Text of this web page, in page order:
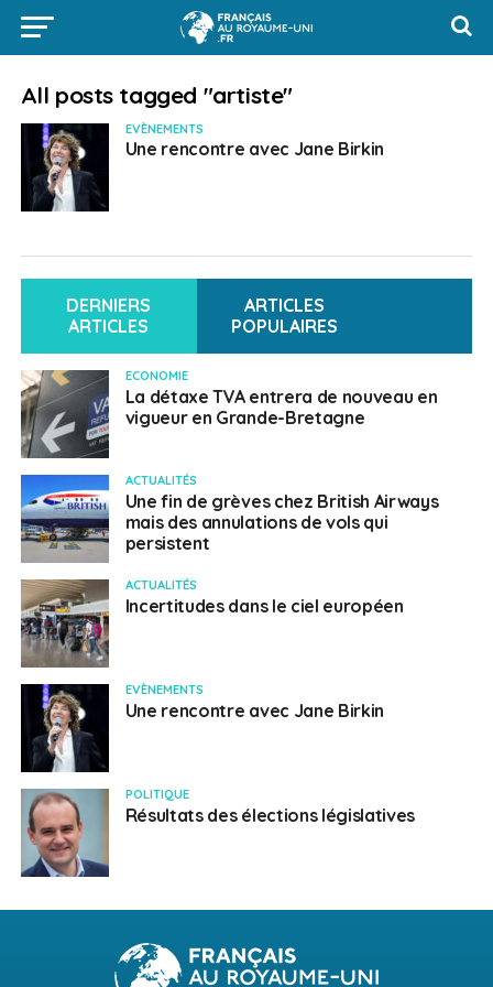
All posts tagged "artiste"
EVÈNEMENTS
Une rencontre avec Jane Birkin
DERNIERS
ARTICLES
ARTICLES
POPULAIRES
ECONOMIE
La détaxe TVA entrera de nouveau en
vigueur en Grande-Bretagne
ACTUALITÉS
Une fin de grèves chez British Airways
mais des annulations de vols qui
persistent
ACTUALITÉS
Incertitudes dans le ciel européen
EVÈNEMENTS
Une rencontre avec Jane Birkin
POLITIQUE
Résultats des élections législatives